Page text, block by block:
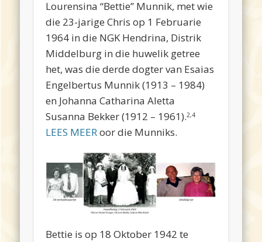
Lourensina “Bettie” Munnik, met wie
die 23-jarige Chris op 1 Februarie
1964 in die NGK Hendrina, Distrik
Middelburg in die huwelik getree
het, was die derde dogter van Esaias
Engelbertus Munnik (1913 – 1984)
en Johanna Catharina Aletta
Susanna Bekker (1912 – 1961).2,4
LEES MEERoor die Munniks.
Bettie is op 18 Oktober 1942 te